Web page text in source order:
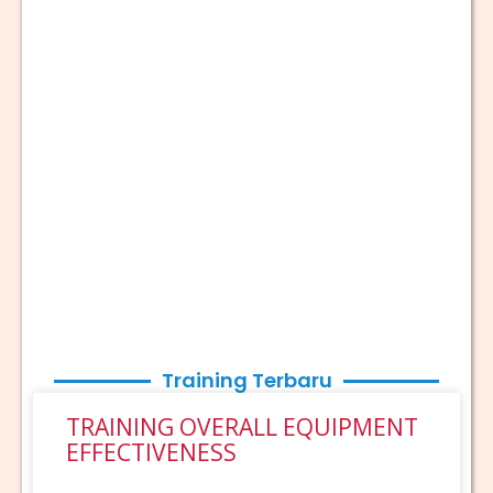
Training Terbaru
TRAINING OVERALL EQUIPMENT
EFFECTIVENESS